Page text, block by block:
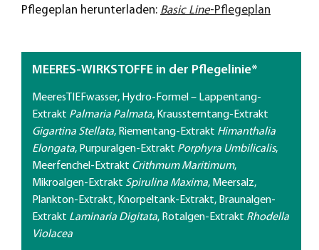
Pflegeplan herunterladen: Basic Line-Pflegeplan
MEERES-WIRKSTOFFE in der Pflegelinie*
MeeresTIEFwasser, Hydro-Formel – Lappentang-
Extrakt Palmaria Palmata, Kraussterntang-Extrakt
Gigartina Stellata, Riementang-Extrakt Himanthalia
Elongata, Purpuralgen-Extrakt Porphyra Umbilicalis,
Meerfenchel-Extrakt Crithmum Maritimum,
Mikroalgen-Extrakt Spirulina Maxima, Meersalz,
Plankton-Extrakt, Knorpeltank-Extrakt, Braunalgen-
Extrakt Laminaria Digitata, Rotalgen-Extrakt Rhodella
Violacea